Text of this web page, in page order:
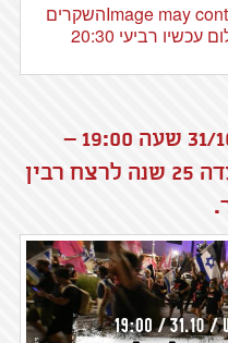
ולא לשכוח: מוצ"ש 31/10/2020 שעה 19:00 –
בכיכר ציון בירושלים – צעדה 25 שנה לרצח רבין